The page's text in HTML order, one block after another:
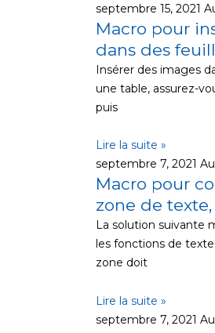
septembre 15, 2021
Macro pour
dans des
Insérer des images
une table, assurez-
puis
Lire la suite »
septembre 7, 2021
Macro pour
zone de
La solution suivante
les fonctions de
zone doit
Lire la suite »
septembre 7, 2021